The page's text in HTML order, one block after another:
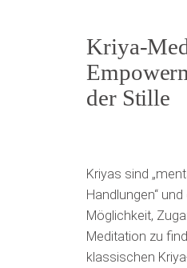
Kriya-
der Stille
Kriyas sind
Handlungen“
Möglichkeit,
Meditation zu
klassischen